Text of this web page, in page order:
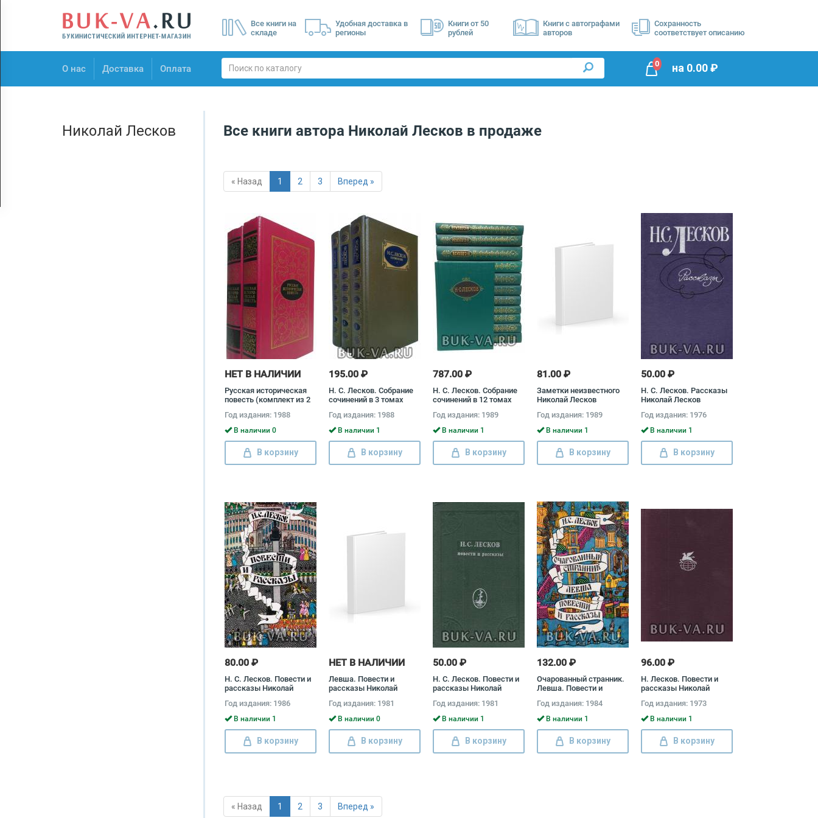
Все книги на
складе
Удобная доставка в
регионы
Книги от 50
рублей
Книги с автографами
авторов
Сохранность
соответствует описанию
О нас Доставка Оплата
О нас
0 на 0.00₽
Николай Лесков Все книги автора Николай Лесков в продаже
« Назад 1 2 3 Вперед »
НЕТ В НАЛИЧИИ
Русская историческая
повесть (комплект из 2
Бестужев-Марлинский,
Николай Карамзин,
Николай Лесков
Год издания: 1988
В наличии 0
В корзину
195.00 ₽
Н. С. Лесков. Собрание
сочинений в 3 томах
Лесков
Год издания: 1988
В наличии 1
В корзину
787.00 ₽
Н. С. Лесков. Собрание
сочинений в 12 томах
Лесков
Год издания: 1989
В наличии 1
В корзину
81.00 ₽
Заметки неизвестного
Николай Лесков
Год издания: 1989
В наличии 1
В корзину
50.00 ₽
Н. С. Лесков. Рассказы
Николай Лесков
Год издания: 1976
В наличии 1
В корзину
80.00 ₽
Н. С. Лесков. Повести и
рассказы Николай
Год издания: 1986
В наличии 1
В корзину
НЕТ В НАЛИЧИИ
Левша. Повести и
рассказы Николай
Год издания: 1981
В наличии 0
В корзину
50.00 ₽
Н. С. Лесков. Повести и
рассказы Николай
Год издания: 1981
В наличии 1
В корзину
132.00 ₽
Очарованный странник.
Левша. Повести и
Лесков, Б. Дыханова
Год издания: 1984
В наличии 1
В корзину
96.00 ₽
Н. Лесков. Повести и
рассказы Николай
Год издания: 1973
В наличии 1
В корзину
« Назад 1 2 3 Вперед »